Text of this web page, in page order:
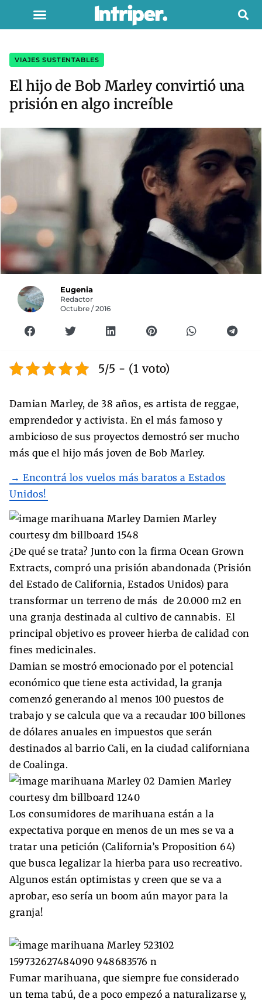
VIAJES SUSTENTABLES
El hijo de Bob Marley convirtió una
prisión en algo increíble
Eugenia
Redactor
Octubre / 2016
5/5 - (1 voto)
Damian Marley, de 38 años, es artista de reggae,
emprendedor y activista. En el más famoso y
ambicioso de sus proyectos demostró ser mucho
más que el hijo más joven de Bob Marley.
→ Encontrá los vuelos más baratos a Estados
Unidos!
¿De qué se trata? Junto con la firma Ocean Grown
Extracts, compró una prisión abandonada (Prisión
del Estado de California, Estados Unidos) para
transformar un terreno de más de 20.000 m2 en
una granja destinada al cultivo de cannabis. El
principal objetivo es proveer hierba de calidad con
fines medicinales.
Damian se mostró emocionado por el potencial
económico que tiene esta actividad, la granja
comenzó generando al menos 100 puestos de
trabajo y se calcula que va a recaudar 100 billones
de dólares anuales en impuestos que serán
destinados al barrio Cali, en la ciudad californiana
de Coalinga.
Los consumidores de marihuana están a la
expectativa porque en menos de un mes se va a
tratar una petición (California’s Proposition 64)
que busca legalizar la hierba para uso recreativo.
Algunos están optimistas y creen que se va a
aprobar, eso sería un boom aún mayor para la
granja!
Fumar marihuana, que siempre fue considerado
un tema tabú, de a poco empezó a naturalizarse y,